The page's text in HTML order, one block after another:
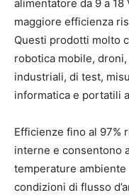
alimentatore da 9 a
maggiore efficienza
Questi prodotti molto
robotica mobile,
industriali, di test,
informatica e portatili
Efficienze fino al 97%
interne e consentono
temperature ambiente
condizioni di flusso